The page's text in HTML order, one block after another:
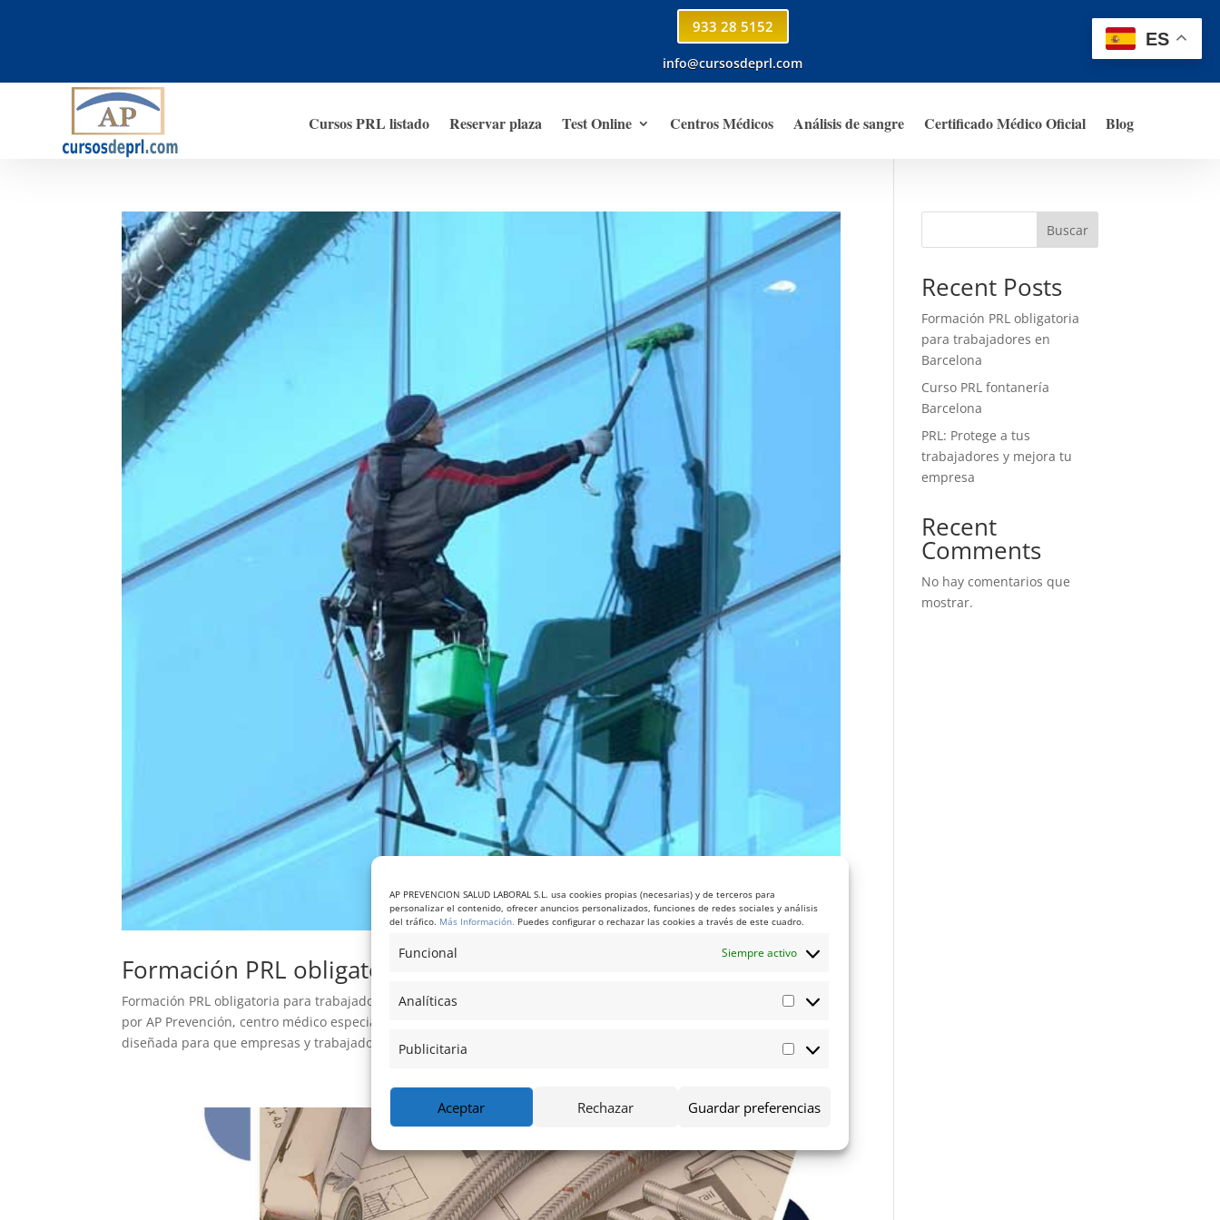
AP PREVENCION SALUD LABORAL S.L. usa cookies propias (necesarias) y de terceros para
personalizar el contenido, ofrecer anuncios personalizados, funciones de redes sociales y análisis
del tráfico. Más Información. Puedes configurar o rechazar las cookies a través de este cuadro.
Funcional Siempre activo
Analíticas
Analíticas
Publicitaria
Publicitaria
Aceptar Rechazar Guardar preferencias
933 28 5152
info@cursosdeprl.com
Cursos PRL listado Reservar plaza Test Online Centros Médicos Análisis de sangre Certificado Médico Oficial Blog
Formación PRL obligatoria para trabajadores en Barcelona
Formación PRL obligatoria para trabajadores: Cumple la Ley 31/1995 en Barcelona En CursosdePRL.com, respaldados
por AP Prevención, centro médico especializado en Prevención de Riesgos Laborales (PRL), ofrecemos formación
diseñada para que empresas y trabajadores...
Buscar
Recent Posts
Formación PRL obligatoria
para trabajadores en
Barcelona
Curso PRL fontanería
Barcelona
PRL: Protege a tus
trabajadores y mejora tu
empresa
Recent
Comments
No hay comentarios que
mostrar.
ES